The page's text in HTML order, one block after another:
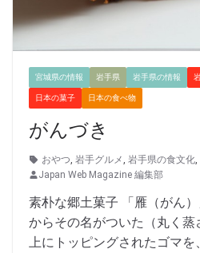
宮城県の情報 岩手県 岩手県の情報
日本の菓子 日本の食べ物
がんづき
おやつ 岩手グルメ 岩手県の食文化
Japan Web Magazine 編集部
素朴な郷土菓子 「雁（がん
からその名がついた（丸く
上にトッピングされたゴマを